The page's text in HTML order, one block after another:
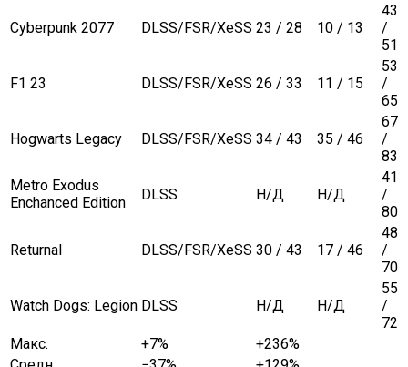
Cyberpunk 2077 DLSS/FSR/XeSS 23 / 28 10 / 13
43
/
51
F1 23 DLSS/FSR/XeSS 26 / 33 11 / 15
53
/
65
Hogwarts Legacy DLSS/FSR/XeSS 34 / 43 35 / 46
67
/
83
Metro Exodus
Enchanced Edition
DLSS Н/Д Н/Д
41
/
80
Returnal DLSS/FSR/XeSS 30 / 43 17 / 46
48
/
70
Watch Dogs: Legion DLSS Н/Д Н/Д
55
/
72
Макс.
+7%
+236%